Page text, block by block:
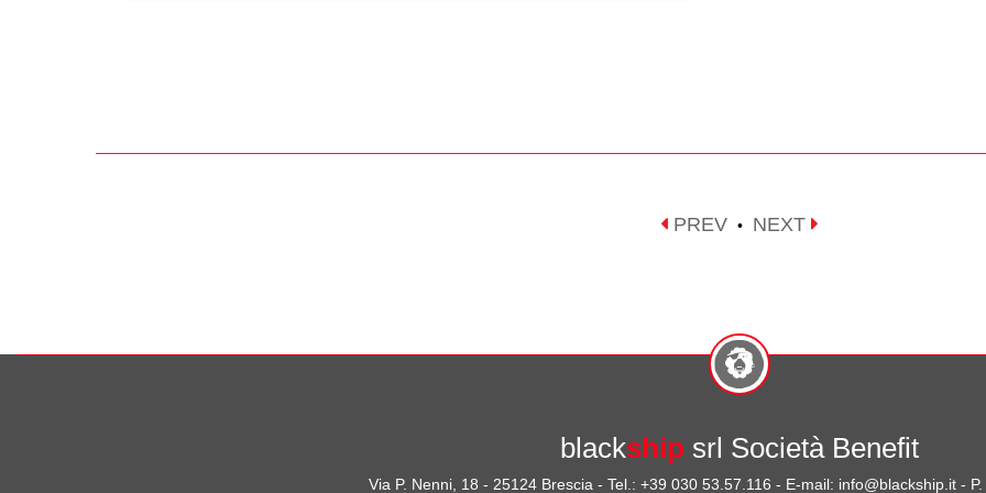
PREV • NEXT
blackship srl Società Benefit
Via P. Nenni, 18 - 25124 Brescia - Tel.: +39 030 53.57.116 - E-mail: info@blackship.it -